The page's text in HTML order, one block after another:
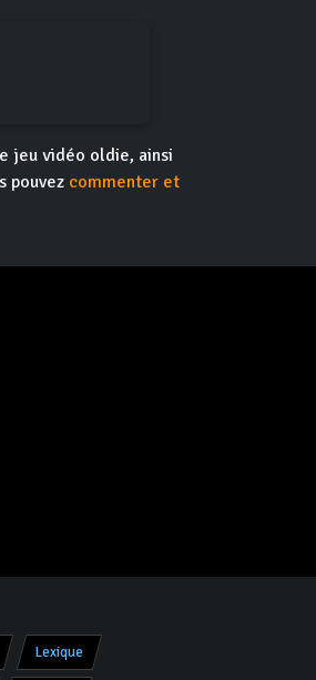
jeu vidéo oldie, ainsi
pouvez commenter et
Lexique